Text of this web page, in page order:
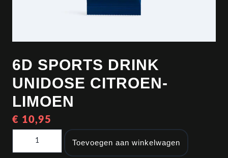
6D SPORTS DRINK
UNIDOSE CITROEN-
LIMOEN
€ 10,95
6d Sports Drink Unidose Citroen-Limoen aantal
Toevoegen aan winkelwagen